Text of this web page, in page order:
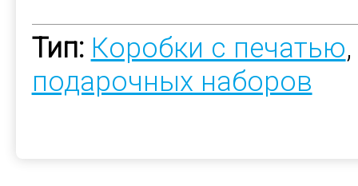
Тип: Коробки с печатью,
подарочных наборов